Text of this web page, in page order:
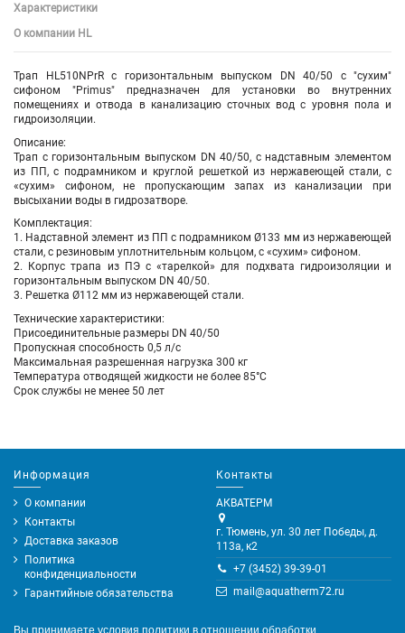
Характеристики
О компании HL
Трап HL510NPrR с горизонтальным выпуском DN 40/50 с "сухим"
сифоном "Primus" предназначен для установки во внутренних
помещениях и отвода в канализацию сточных вод с уровня пола и
гидроизоляции.
Описание:
Трап с горизонтальным выпуском DN 40/50, с надставным элементом
из ПП, с подрамником и круглой решеткой из нержавеющей стали, с
«сухим» сифоном, не пропускающим запах из канализации при
высыхании воды в гидрозатворе.
Комплектация:
1. Надставной элемент из ПП с подрамником Ø133 мм из нержавеющей
стали, с резиновым уплотнительным кольцом, с «сухим» сифоном.
2. Корпус трапа из ПЭ с «тарелкой» для подхвата гидроизоляции и
горизонтальным выпуском DN 40/50.
3. Решетка Ø112 мм из нержавеющей стали.
Технические характеристики:
Присоединительные размеры DN 40/50
Пропускная способность 0,5 л/с
Максимальная разрешенная нагрузка 300 кг
Температура отводящей жидкости не более 85°С
Срок службы не менее 50 лет
Информация
О компании
Контакты
Доставка заказов
Политика
конфиденциальности
Гарантийные обязательства
Контакты
АКВАТЕРМ
г. Тюмень, ул. 30 лет Победы, д.
113а, к2
+7 (3452) 39-39-01
mail@aquatherm72.ru